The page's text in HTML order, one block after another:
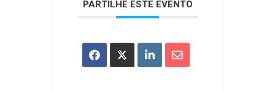
PARTILHE ESTE EVENTO